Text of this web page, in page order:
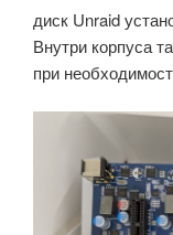
диск Unraid
Внутри корпуса
при